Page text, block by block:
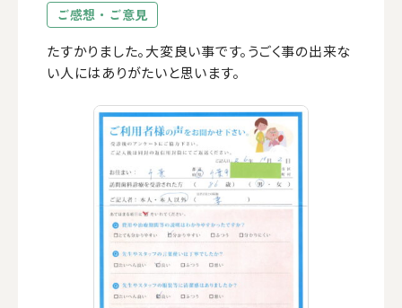
ご感想・ご意見
たすかりました。大変良い事です。うごく事の出来な
い人にはありがたいと思います。